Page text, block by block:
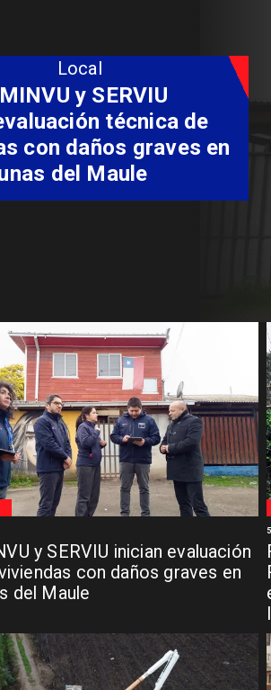
y SERVIU inician evaluación
con daños graves en
del Maule
Local
y SERVIU
técnica de
con daños graves en
del Maule